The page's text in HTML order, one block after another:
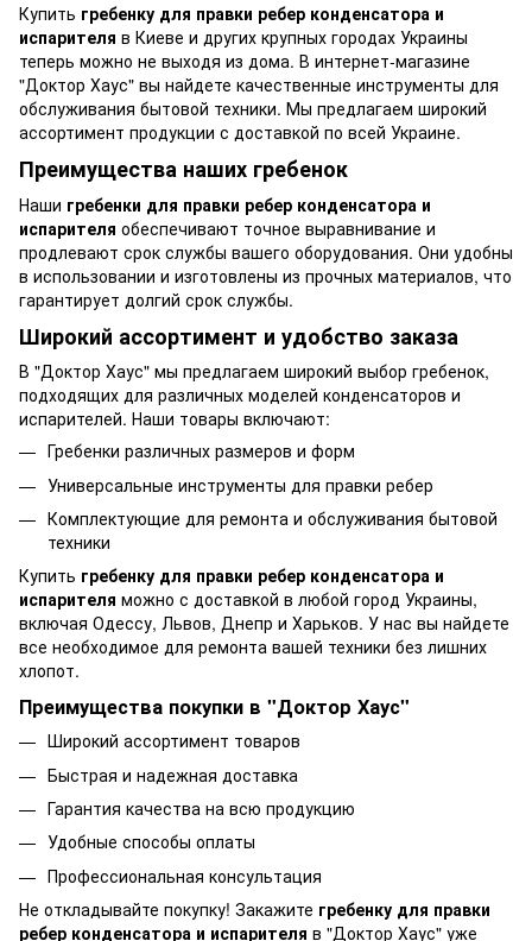
Купить гребенку для правки ребер конденсатора и
испарителя в Киеве и других крупных городах Украины
теперь можно не выходя из дома. В интернет-магазине
"Доктор Хаус" вы найдете качественные инструменты для
обслуживания бытовой техники. Мы предлагаем широкий
ассортимент продукции с доставкой по всей Украине.
Преимущества наших гребенок
Наши гребенки для правки ребер конденсатора и
испарителя обеспечивают точное выравнивание и
продлевают срок службы вашего оборудования. Они удобны
в использовании и изготовлены из прочных материалов, что
гарантирует долгий срок службы.
Широкий ассортимент и удобство заказа
В "Доктор Хаус" мы предлагаем широкий выбор гребенок,
подходящих для различных моделей конденсаторов и
испарителей. Наши товары включают:
Гребенки различных размеров и форм
Универсальные инструменты для правки ребер
Комплектующие для ремонта и обслуживания бытовой
техники
Купить гребенку для правки ребер конденсатора и
испарителя можно с доставкой в любой город Украины,
включая Одессу, Львов, Днепр и Харьков. У нас вы найдете
все необходимое для ремонта вашей техники без лишних
хлопот.
Преимущества покупки в "Доктор Хаус"
Широкий ассортимент товаров
Быстрая и надежная доставка
Гарантия качества на всю продукцию
Удобные способы оплаты
Профессиональная консультация
Не откладывайте покупку! Закажите гребенку для правки
ребер конденсатора и испарителя в "Доктор Хаус" уже